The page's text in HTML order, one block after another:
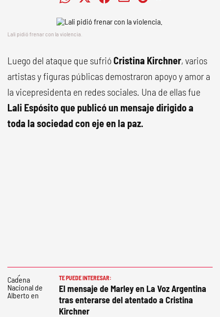
Lali pidió frenar con la violencia.
Luego del ataque que sufrióCristina Kirchner, varios
artistas y figuras públicas demostraron apoyo y amor a
la vicepresidenta en redes sociales. Una de ellas fue
Lali Espósito que publicó un mensaje dirigido a
toda la sociedad con eje en la paz.
TE PUEDE INTERESAR:
El mensaje de Marley en La Voz Argentina
tras enterarse del atentado a Cristina
Kirchner